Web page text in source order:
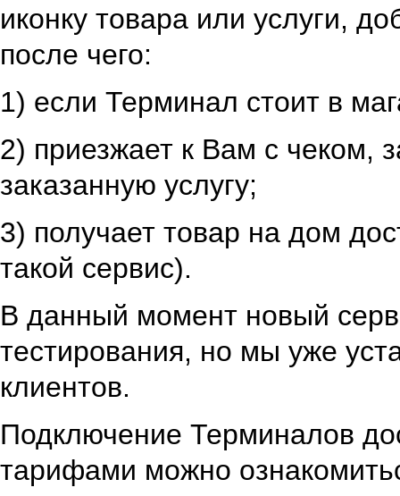
иконку товара или услуги,
после чего:
1) если Терминал стоит в
2) приезжает к Вам с чеком,
заказанную услугу;
3) получает товар на дом
такой сервис).
В данный момент новый
тестирования, но мы уже
клиентов.
Подключение Терминалов
тарифами можно